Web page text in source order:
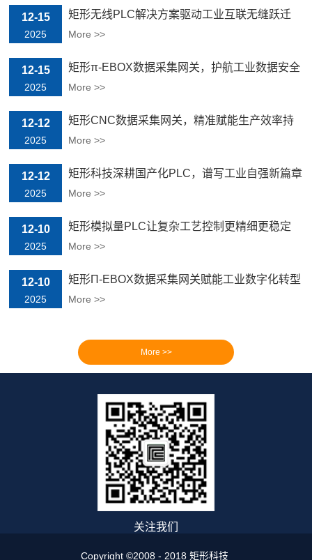
12-15
2025
矩形无线PLC解决方案驱动工业互联无缝跃迁
More >>
12-15
2025
矩形π-EBOX数据采集网关，护航工业数据安全
与价值
More >>
12-12
2025
矩形CNC数据采集网关，精准赋能生产效率持
续提升
More >>
12-12
2025
矩形科技深耕国产化PLC，谱写工业自强新篇章
More >>
12-10
2025
矩形模拟量PLC让复杂工艺控制更精细更稳定
More >>
12-10
2025
矩形Π-EBOX数据采集网关赋能工业数字化转型
与升级
More >>
关注我们
Copyright ©2008 - 2018 矩形科技